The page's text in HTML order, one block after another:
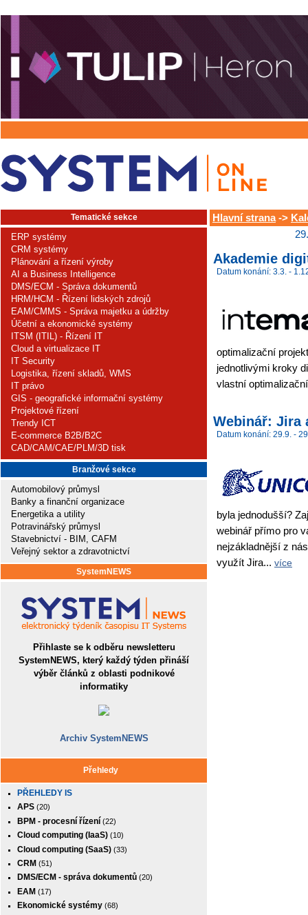
Tematické sekce
ERP systémy
CRM systémy
Plánování a řízení výroby
AI a Business Intelligence
DMS/ECM - Správa dokumentů
HRM/HCM - Řízení lidských zdrojů
EAM/CMMS - Správa majetku a údržby
Účetní a ekonomické systémy
ITSM (ITIL) - Řízení IT
Cloud a virtualizace IT
IT Security
Logistika, řízení skladů, WMS
IT právo
GIS - geografické informační systémy
Projektové řízení
Trendy ICT
E-commerce B2B/B2C
CAD/CAM/CAE/PLM/3D tisk
Branžové sekce
Automobilový průmysl
Banky a finanční organizace
Energetika a utility
Potravinářský průmysl
Stavebnictví - BIM, CAFM
Veřejný sektor a zdravotnictví
SystemNEWS
Přihlaste se k odběru newsletteru
SystemNEWS, který každý týden přináší
výběr článků z oblasti podnikové
informatiky
Archiv SystemNEWS
Přehledy
PŘEHLEDY IS
APS (20)
BPM - procesní řízení (22)
Cloud computing (IaaS) (10)
Cloud computing (SaaS) (33)
CRM (51)
DMS/ECM - správa dokumentů (20)
EAM (17)
Ekonomické systémy (68)
Hlavní strana->
Akademie
Datum konání: 3.3. -
optimalizační
jednotlivými kroky
vlastní
Webinář: Jira
Datum konání: 29.9. -
byla jednodušší?
webinář přímo pro
nejzákladnější z
využít Jira... více